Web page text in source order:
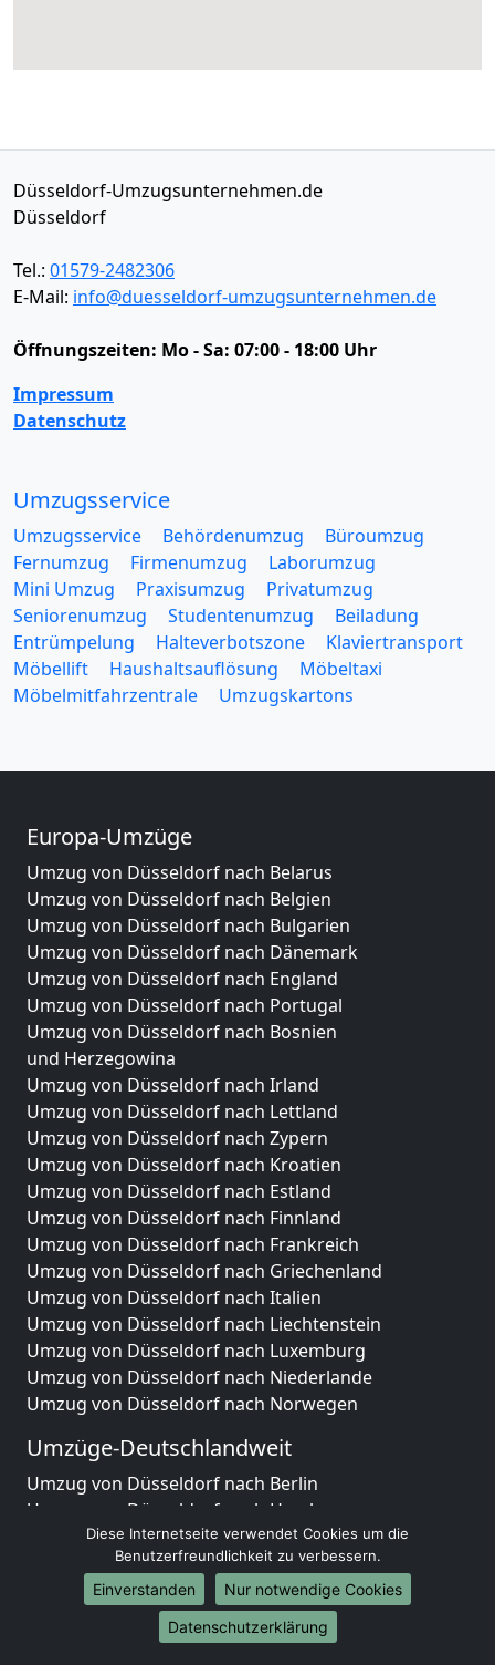
Düsseldorf-Umzugsunternehmen.de
Düsseldorf
Tel.: 01579-2482306
E-Mail: info@duesseldorf-umzugsunternehmen.de
Öffnungszeiten: Mo - Sa: 07:00 - 18:00 Uhr
Impressum
Datenschutz
Umzugsservice
Umzugsservice Behördenumzug
Büroumzug
Fernumzug
Firmenumzug
Laborumzug
Mini Umzug
Praxisumzug
Privatumzug
Seniorenumzug
Studentenumzug
Beiladung
Entrümpelung
Halteverbotszone
Klaviertransport
Möbellift
Haushaltsauflösung
Möbeltaxi
Möbelmitfahrzentrale
Umzugskartons
Europa-Umzüge
Umzug von Düsseldorf nach Belarus
Umzug von Düsseldorf nach Belgien
Umzug von Düsseldorf nach Bulgarien
Umzug von Düsseldorf nach Dänemark
Umzug von Düsseldorf nach England
Umzug von Düsseldorf nach Portugal
Umzug von Düsseldorf nach Bosnien
und Herzegowina
Umzug von Düsseldorf nach Irland
Umzug von Düsseldorf nach Lettland
Umzug von Düsseldorf nach Zypern
Umzug von Düsseldorf nach Kroatien
Umzug von Düsseldorf nach Estland
Umzug von Düsseldorf nach Finnland
Umzug von Düsseldorf nach Frankreich
Umzug von Düsseldorf nach Griechenland
Umzug von Düsseldorf nach Italien
Umzug von Düsseldorf nach Liechtenstein
Umzug von Düsseldorf nach Luxemburg
Umzug von Düsseldorf nach Niederlande
Umzug von Düsseldorf nach Norwegen
Umzüge-Deutschlandweit
Umzug von Düsseldorf nach Berlin
Umzug von Düsseldorf nach Hamburg
Umzug von Düsseldorf nach München
Umzug von Düsseldorf nach Köln
Umzug von Düsseldorf nach Frankfurt am Main
Umzug von Düsseldorf nach Stuttgart
Umzug von Düsseldorf nach Düsseldorf
Diese Internetseite verwendet Cookies um die
Benutzerfreundlichkeit zu verbessern.
Einverstanden
Nur notwendige Cookies
Datenschutzerklärung